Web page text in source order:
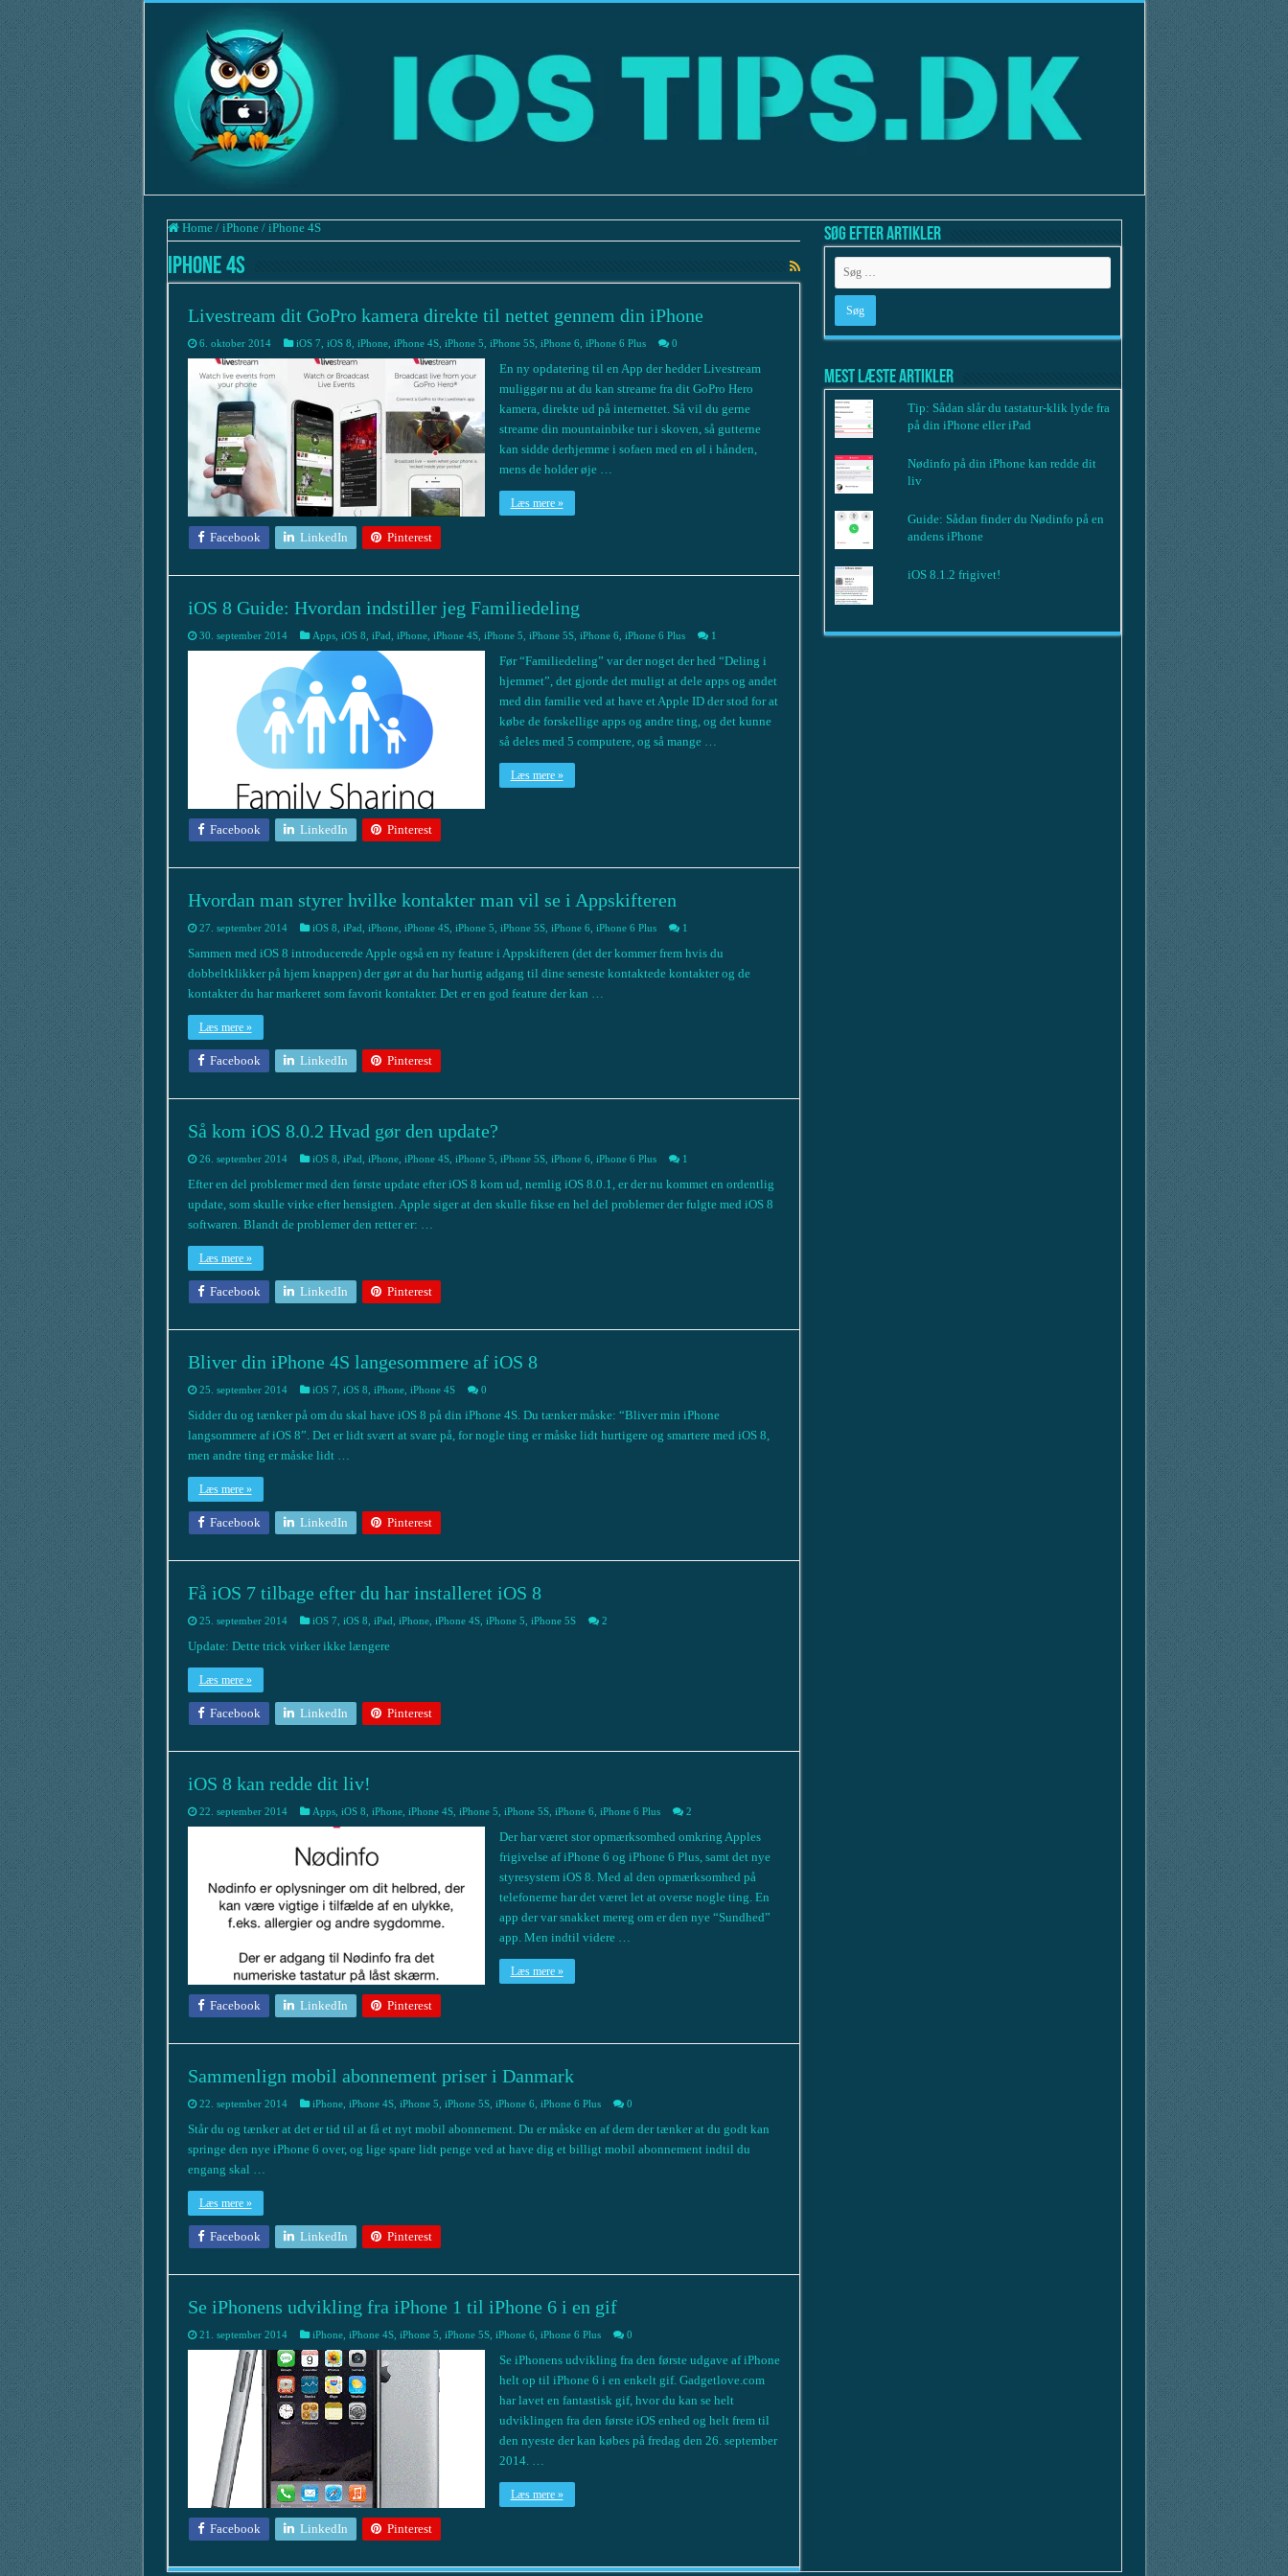
Home / iPhone / iPhone 4S
iPhone 4S
Livestream dit GoPro kamera direkte til nettet gennem din iPhone
6. oktober 2014 iOS 7 iOS 8 iPhone, iPhone 4S, iPhone 5 iPhone 5S, iPhone 6 iPhone 6 Plus 0
En ny opdatering til en App der hedder Livestream
muliggør nu at du kan streame fra dit GoPro Hero
kamera, direkte ud på internettet. Så vil du gerne
streame din mountainbike tur i skoven, så gutterne
kan sidde derhjemme i sofaen med en øl i hånden,
mens de holder øje …
Læs mere »
Facebook LinkedIn Pinterest
iOS 8 Guide: Hvordan indstiller jeg Familiedeling
30. september 2014 Apps, iOS 8 iPad iPhone, iPhone 4S, iPhone 5 iPhone 5S, iPhone 6 iPhone 6 Plus 1
Før “Familiedeling” var der noget der hed “Deling i
hjemmet”, det gjorde det muligt at dele apps og andet
med din familie ved at have et Apple ID der stod for at
købe de forskellige apps og andre ting, og det kunne
så deles med 5 computere, og så mange …
Læs mere »
Facebook LinkedIn Pinterest
Hvordan man styrer hvilke kontakter man vil se i Appskifteren
27. september 2014 iOS 8 iPad iPhone, iPhone 4S, iPhone 5 iPhone 5S, iPhone 6 iPhone 6 Plus 1
Sammen med iOS 8 introducerede Apple også en ny feature i Appskifteren (det der kommer frem hvis du
dobbeltklikker på hjem knappen) der gør at du har hurtig adgang til dine seneste kontaktede kontakter og de
kontakter du har markeret som favorit kontakter. Det er en god feature der kan …
Læs mere »
Facebook LinkedIn Pinterest
Så kom iOS 8.0.2 Hvad gør den update?
26. september 2014 iOS 8 iPad iPhone, iPhone 4S, iPhone 5 iPhone 5S, iPhone 6 iPhone 6 Plus 1
Efter en del problemer med den første update efter iOS 8 kom ud, nemlig iOS 8.0.1, er der nu kommet en ordentlig
update, som skulle virke efter hensigten. Apple siger at den skulle fikse en hel del problemer der fulgte med iOS 8
softwaren. Blandt de problemer den retter er: …
Læs mere »
Facebook LinkedIn Pinterest
Bliver din iPhone 4S langesommere af iOS 8
25. september 2014 iOS 7 iOS 8 iPhone, iPhone 4S 0
Sidder du og tænker på om du skal have iOS 8 på din iPhone 4S. Du tænker måske: “Bliver min iPhone
langsommere af iOS 8”. Det er lidt svært at svare på, for nogle ting er måske lidt hurtigere og smartere med iOS 8,
men andre ting er måske lidt …
Læs mere »
Facebook LinkedIn Pinterest
Få iOS 7 tilbage efter du har installeret iOS 8
25. september 2014 iOS 7 iOS 8 iPad iPhone, iPhone 4S, iPhone 5 iPhone 5S 2
Update: Dette trick virker ikke længere
Læs mere »
Facebook LinkedIn Pinterest
iOS 8 kan redde dit liv!
22. september 2014 Apps, iOS 8 iPhone, iPhone 4S, iPhone 5 iPhone 5S, iPhone 6 iPhone 6 Plus 2
Der har været stor opmærksomhed omkring Apples
frigivelse af iPhone 6 og iPhone 6 Plus, samt det nye
styresystem iOS 8. Med al den opmærksomhed på
telefonerne har det været let at overse nogle ting. En
app der var snakket mereg om er den nye “Sundhed”
app. Men indtil videre …
Læs mere »
Facebook LinkedIn Pinterest
Sammenlign mobil abonnement priser i Danmark
22. september 2014 iPhone, iPhone 4S, iPhone 5 iPhone 5S, iPhone 6 iPhone 6 Plus 0
Står du og tænker at det er tid til at få et nyt mobil abonnement. Du er måske en af dem der tænker at du godt kan
springe den nye iPhone 6 over, og lige spare lidt penge ved at have dig et billigt mobil abonnement indtil du
engang skal …
Læs mere »
Facebook LinkedIn Pinterest
Se iPhonens udvikling fra iPhone 1 til iPhone 6 i en gif
21. september 2014 iPhone, iPhone 4S, iPhone 5 iPhone 5S, iPhone 6 iPhone 6 Plus 0
Se iPhonens udvikling fra den første udgave af iPhone
helt op til iPhone 6 i en enkelt gif. Gadgetlove.com
har lavet en fantastisk gif, hvor du kan se helt
udviklingen fra den første iOS enhed og helt frem til
den nyeste der kan købes på fredag den 26. september
2014. …
Læs mere »
Facebook LinkedIn Pinterest
Søg efter artikler
Mest læste artikler
Tip: Sådan slår du tastatur-klik lyde fra
på din iPhone eller iPad
Nødinfo på din iPhone kan redde dit
liv
Guide: Sådan finder du Nødinfo på en
andens iPhone
iOS 8.1.2 frigivet!